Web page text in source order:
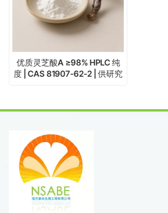
优质灵芝酸A ≥98% HPLC 纯
度 | CAS 81907-62-2 | 供研究